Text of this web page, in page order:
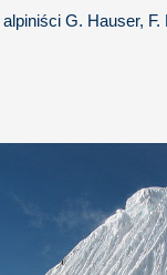
G. Hauser,